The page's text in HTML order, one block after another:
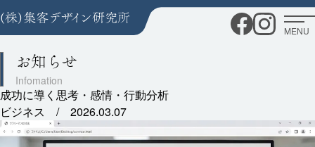
MENU
お知らせ
成功に導く思考・感情・行動分析
ビジネス / 2026.03.07